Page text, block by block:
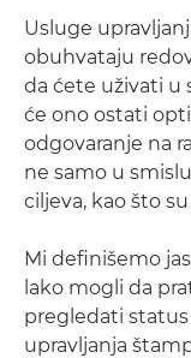
Usluge
obuhvataju
da ćete uživati u
će ono ostati
odgovaranje na
ne samo u
ciljeva, kao što
Mi definišemo
lako mogli da
pregledati
upravljanja